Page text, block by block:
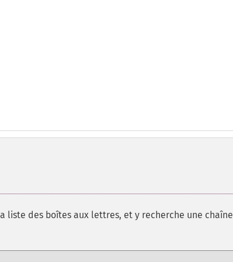
liste des boîtes aux lettres, et y recherche une chaîne